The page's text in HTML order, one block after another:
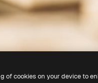
of cookies on your device to